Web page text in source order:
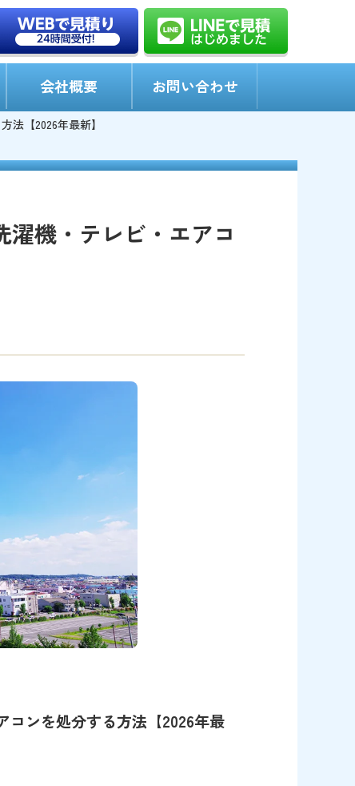
会社概要 お問い合わせ
法【2026年最新】
機・テレビ・エアコ
コンを処分する方法【2026年最